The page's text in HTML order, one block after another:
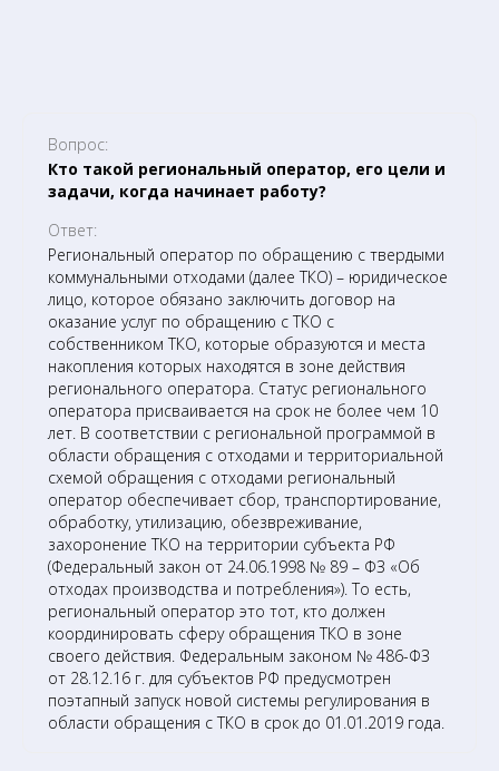
Вопрос:
Кто такой региональный оператор, его цели и
задачи, когда начинает работу?
Ответ:
Региональный оператор по обращению с твердыми
коммунальными отходами (далее ТКО) – юридическое
лицо, которое обязано заключить договор на
оказание услуг по обращению с ТКО с
собственником ТКО, которые образуются и места
накопления которых находятся в зоне действия
регионального оператора. Статус регионального
оператора присваивается на срок не более чем 10
лет. В соответствии с региональной программой в
области обращения с отходами и территориальной
схемой обращения с отходами региональный
оператор обеспечивает сбор, транспортирование,
обработку, утилизацию, обезвреживание,
захоронение ТКО на территории субъекта РФ
(Федеральный закон от 24.06.1998 № 89 – ФЗ «Об
отходах производства и потребления»). То есть,
региональный оператор это тот, кто должен
координировать сферу обращения ТКО в зоне
своего действия. Федеральным законом № 486-ФЗ
от 28.12.16 г. для субъектов РФ предусмотрен
поэтапный запуск новой системы регулирования в
области обращения с ТКО в срок до 01.01.2019 года.